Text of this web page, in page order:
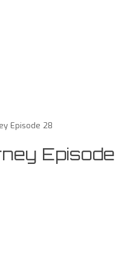
Episode 28
Episode